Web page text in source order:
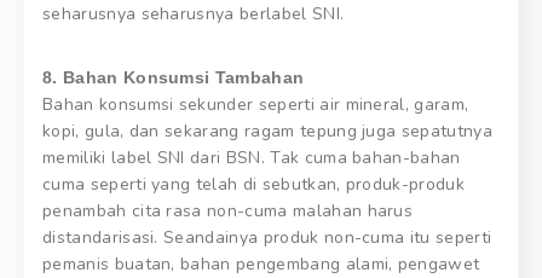
seharusnya seharusnya berlabel SNI.
8. Bahan Konsumsi Tambahan
Bahan konsumsi sekunder seperti air mineral, garam,
kopi, gula, dan sekarang ragam tepung juga sepatutnya
memiliki label SNI dari BSN. Tak cuma bahan-bahan
cuma seperti yang telah di sebutkan, produk-produk
penambah cita rasa non-cuma malahan harus
distandarisasi. Seandainya produk non-cuma itu seperti
pemanis buatan, bahan pengembang alami, pengawet